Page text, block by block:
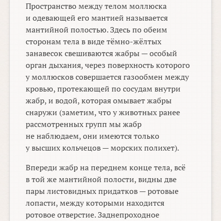
Пространство между телом моллюска
и одевающей его мантией называется
мантийной полостью. Здесь по обеим
сторонам тела в виде тёмно-жёлтых
занавесок свешиваются жабры — особый
орган дыхания, через поверхность которого
у моллюсков совершается газообмен между
кровью, протекающей по сосудам внутри
жабр, и водой, которая омывает жабры
снаружи (заметим, что у животных ранее
рассмотренных групп мы жабр
не наблюдаем, они имеются только
у высших кольчецов — морских полихет).
Впереди жабр на переднем конце тела, всё
в той же мантийной полости, видны две
пары листовидных придатков — ротовые
лопасти, между которыми находится
ротовое отверстие. Заднепроходное